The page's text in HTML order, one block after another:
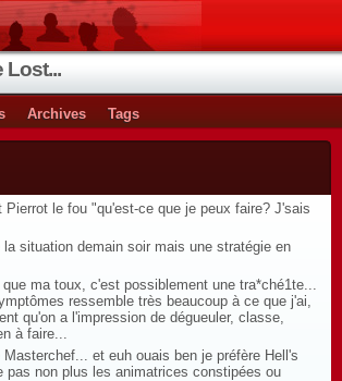
Lost...
Archives Tags
Pierrot le fou "qu'est-ce que je peux faire? J'sais
la situation demain soir mais une stratégie en
ma toux, c'est possiblement une tra*ché1te...
ressemble très beaucoup à ce que j'ai,
qu'on a l'impression de dégueuler, classe,
à faire...
et euh ouais ben je préfère Hell's
pas non plus les animatrices constipées ou